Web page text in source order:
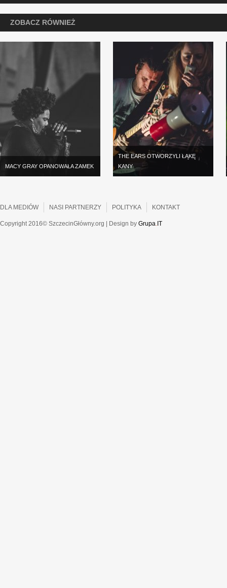
ZOBACZ RÓWNIEŻ
MACY GRAY OPANOWAŁA ZAMEK
THE EARS OTWORZYLI ŁĄKĘ
KANY
DLA MEDIÓW NASI PARTNERZY POLITYKA KONTAKT
Copyright 2016© SzczecinGłówny.org | Design by Grupa. IT